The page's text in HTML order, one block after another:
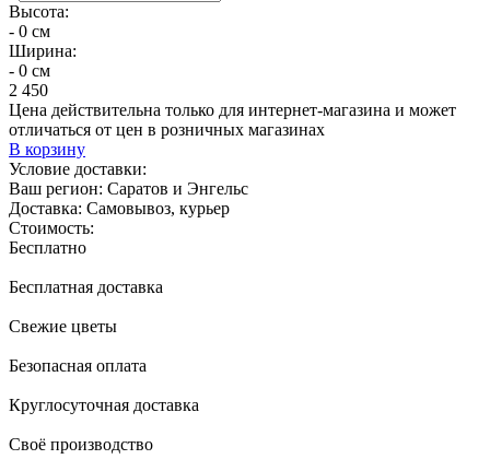
Высота:
- 0 см
Ширина:
- 0 см
2 450
Цена действительна только для интернет-магазина и может
отличаться от цен в розничных магазинах
В корзину
Условие доставки:
Ваш регион: Саратов и Энгельс
Доставка: Самовывоз, курьер
Стоимость:
Бесплатно
Бесплатная доставка
Свежие цветы
Безопасная оплата
Круглосуточная доставка
Своё производство